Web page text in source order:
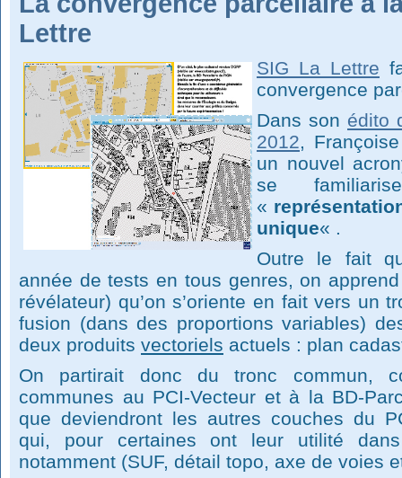
Lettre
SIG La Lettre
convergence
Dans son édito
2012,
un nouvel
se
«
unique« .
Outre le fait
année de tests en tous genres, on
révélateur) qu’on s’oriente en fait vers un
fusion (dans des proportions variables)
deux produits vectoriels actuels : plan
On partirait donc du tronc commun,
communes au PCI-Vecteur et à la BD-
que deviendront les autres couches du
qui, pour certaines ont leur utilité
notamment (SUF, détail topo, axe de voies